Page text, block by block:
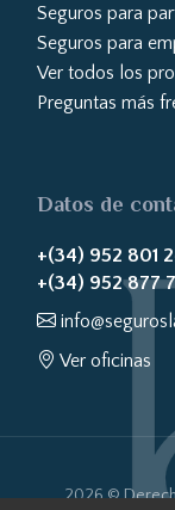
Seguros para
Seguros para
Ver todos los
Preguntas más
Datos de
+(34) 952 801
+(34) 952 877
Ver oficinas
2026 ©